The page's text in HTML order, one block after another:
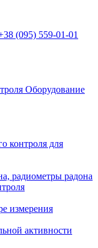
(095) 559-01-01
Оборудование
контроля для
радиометры радона
измерения
активности